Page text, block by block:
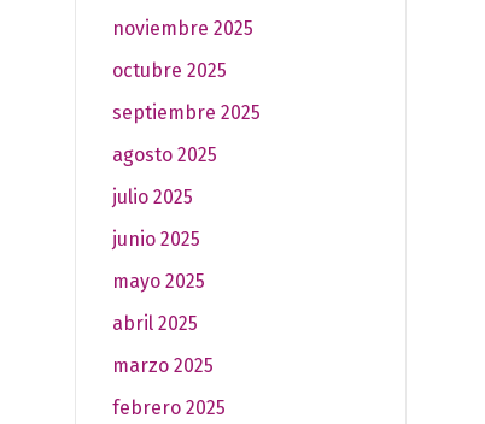
noviembre 2025
octubre 2025
septiembre 2025
agosto 2025
julio 2025
junio 2025
mayo 2025
abril 2025
marzo 2025
febrero 2025